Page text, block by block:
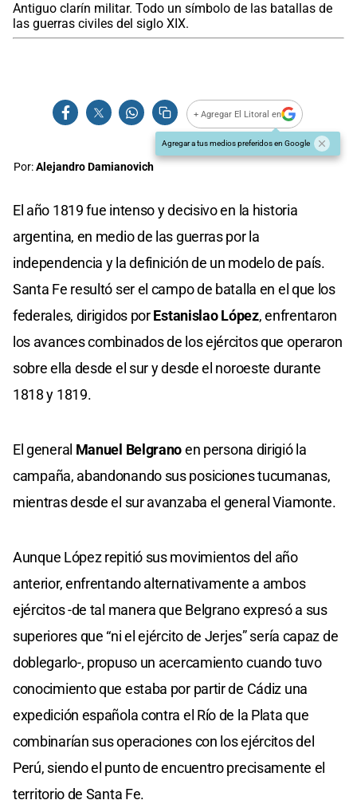
Antiguo clarín militar. Todo un símbolo de las batallas de
las guerras civiles del siglo XIX.
+ Agregar El Litoral en
Agregar a tus medios preferidos en Google
Por:Alejandro Damianovich
El año 1819 fue intenso y decisivo en la historia
argentina, en medio de las guerras por la
independencia y la definición de un modelo de país.
Santa Fe resultó ser el campo de batalla en el que los
federales, dirigidos porEstanislao López, enfrentaron
los avances combinados de los ejércitos que operaron
sobre ella desde el sur y desde el noroeste durante
1818 y 1819.
El general Manuel Belgranoen persona dirigió la
campaña, abandonando sus posiciones tucumanas,
mientras desde el sur avanzaba el general Viamonte.
Aunque López repitió sus movimientos del año
anterior, enfrentando alternativamente a ambos
ejércitos -de tal manera que Belgrano expresó a sus
superiores que “ni el ejército de Jerjes” sería capaz de
doblegarlo-, propuso un acercamiento cuando tuvo
conocimiento que estaba por partir de Cádiz una
expedición española contra el Río de la Plata que
combinarían sus operaciones con los ejércitos del
Perú, siendo el punto de encuentro precisamente el
territorio de Santa Fe.